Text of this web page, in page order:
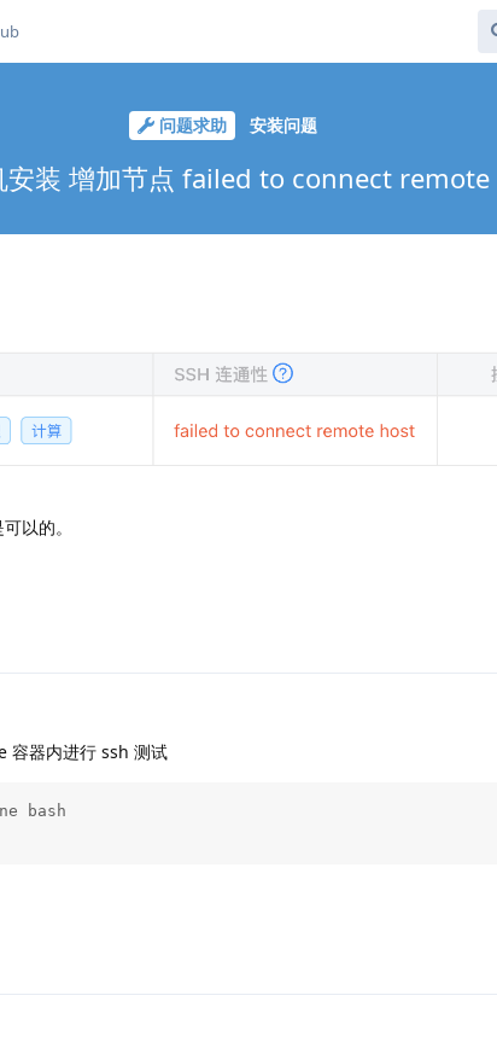
问题求助 安装问题
安装 增加节点 failed to connect
以的。
器内进行 ssh 测试
bash